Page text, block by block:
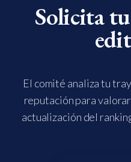
Solicita
El comité analiza tu
reputación para
actualización del